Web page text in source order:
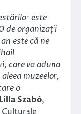
este
de organizații
este că ne
care va aduna
muzeelor,
o
Lilla Szabó,